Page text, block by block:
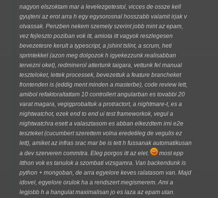
nagyon elszoktam mar a levelezgetestol, vicces de ossze kell
gyujteni az erot arra h egy egysorosnal hosszabb valamit irjak v
olvassak. Penzben nekem szemely szerint jobb mint az epam,
vez fejleszto poziban vok itt, amiota itt vagyok reszlegesen
bevezetesre kerult a typescript, a jshint tslint, a scrum, heti
sprintekkel (azon meg dolgozok h igyekezzunk realisabban
tervezni oket), redminerol attertunk taigara, vettunk fel manual
teszteloket, lettek processek, bevezettuk a feature brancheket
frontenden is (eddig ment minden a masterbe), code review lett,
amibol refaktoraltattam 10 controllert angularban es tovabbi 20
varat magara, vegigprobaltuk a protractort, a nightmare-t, es a
nightwatchot, ezek end to end ui test frameworkok, vegul a
nightwatchra esett a valasztasom es abban elkezdtem irni e2e
teszteket (cucumbert szerettem volna eredetileg de vegulis ez
lett), amiket az infras srac mar be is tett h fussanak automatikusan
a dev szerveren commitra. Eleg porgos itt az elet.
most epp
itthon vok es tanulok a szombati vizsgamra. Van backendunk is
python + mongoban, de arra egyelore keves ralatasom van. Majd
idovel, egyelore orulok ha a rendszert megismerem. Ami a
legjobb h a hangulat maximalisan jo es laza az epam utan.